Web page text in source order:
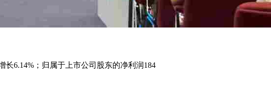
6.14%；归属于上市公司股东的净利润184